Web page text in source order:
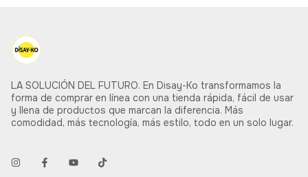
LA SOLUCIÓN DEL FUTURO. En Disay-Ko transformamos la
forma de comprar en línea con una tienda rápida, fácil de usar
y llena de productos que marcan la diferencia. Más
comodidad, más tecnología, más estilo, todo en un solo lugar.